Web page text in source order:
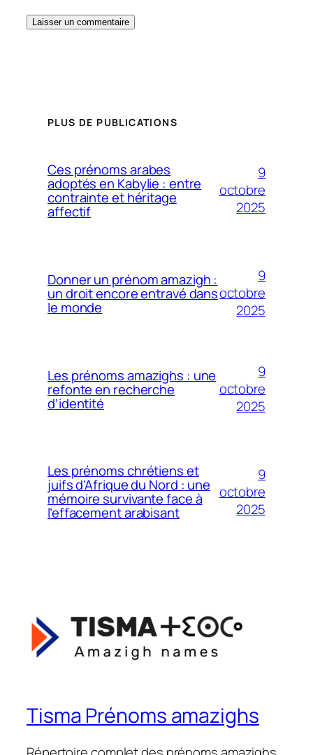
PLUS DE PUBLICATIONS
Ces prénoms arabes
adoptés en Kabylie : entre
contrainte et héritage
affectif
9
octobre
2025
Donner un prénom amazigh :
un droit encore entravé dans
le monde
9
octobre
2025
Les prénoms amazighs : une
refonte en recherche
d’identité
9
octobre
2025
Les prénoms chrétiens et
juifs d’Afrique du Nord : une
mémoire survivante face à
l’effacement arabisant
9
octobre
2025
Tisma Prénoms amazighs